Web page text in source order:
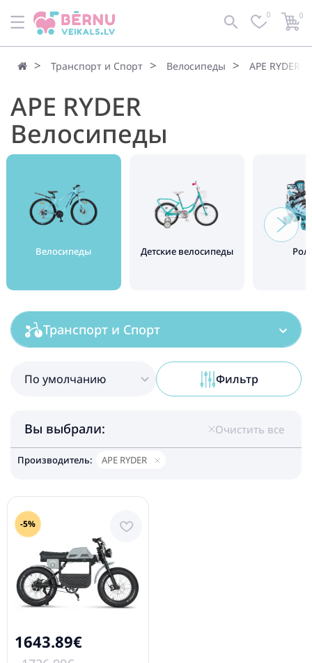
По умолчанию Фильтр 0 0
Транспорт и Спорт Велосипеды APE RYDER
APE RYDER
Велосипеды
Велосипеды Детские велосипеды
Транспорт и Спорт
Вы выбрали:
Производитель: APE RYDER
Очистить все
По умолчанию Фильтр
-5%
1643.89€